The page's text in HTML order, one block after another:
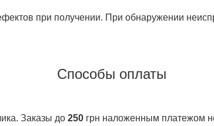
при получении. При обнаружении
Способы оплаты
Заказы до 250 грн наложенным платежом